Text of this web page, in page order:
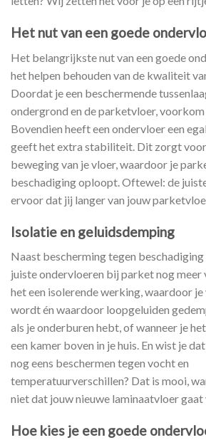
Het nut van een goede
Het belangrijkste nut van een goede
het helpen behouden van de kwaliteit
Doordat je een beschermende
ondergrond en de parketvloer, voorkom
Bovendien heeft een ondervloer een
geeft het extra stabiliteit. Dit zorgt
beweging van je vloer, waardoor je
beschadiging oploopt. Oftewel: de
ervoor dat jij langer van jouw
Isolatie en geluidsdemping
Naast bescherming tegen
juiste ondervloeren bij parket nog meer
het een isolerende werking, waardoor
wordt én waardoor loopgeluiden
als je onderburen hebt, of wanneer je
een kamer boven in je huis. En wist je
nog eens beschermen tegen vocht en
temperatuurverschillen? Dat is mooi,
niet dat jouw nieuwe laminaatvloer gaat
Hoe kies je een goede